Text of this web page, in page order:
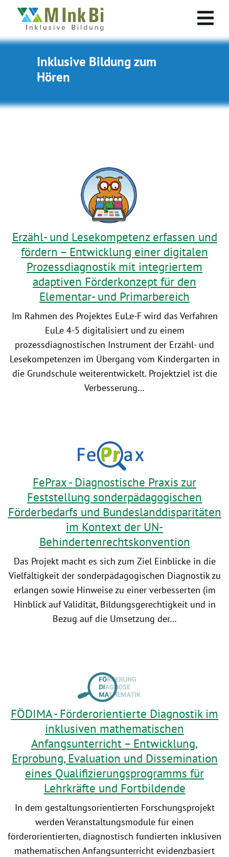
Inklusive Bildung zum
Hören
Erzähl- und Lesekompetenz erfassen und
fördern – Entwicklung einer digitalen
Prozessdiagnostik mit integriertem
adaptiven Förderkonzept für den
Elementar- und Primarbereich
Im Rahmen des Projektes EuLe-F wird das Verfahren
EuLe 4-5 digitalisiert und zu einem
prozessdiagnostischen Instrument der Erzähl- und
Lesekompetenzen im Übergang vom Kindergarten in
die Grundschule weiterentwickelt. Projektziel ist die
Verbesserung…
FePrax - Diagnostische Praxis zur
Feststellung sonderpädagogischen
Förderbedarfs und Bundeslanddisparitäten
im Kontext der UN-
Behindertenrechtskonvention
Das Projekt macht es sich zum Ziel Einblicke in die
Vielfältigkeit der sonderpädagogischen Diagnostik zu
erlangen sowie Hinweise zu einer verbesserten (im
Hinblick auf Validität, Bildungsgerechtigkeit und in
Bezug auf die Umsetzung der…
FÖDIMA - Förderorientierte Diagnostik im
inklusiven mathematischen
Anfangsunterricht – Entwicklung,
Erprobung, Evaluation und Dissemination
eines Qualifizierungsprogramms für
Lehrkräfte und Fortbildende
In dem gestaltungsorientierten Forschungsprojekt
werden Veranstaltungsmodule für einen
förderorientierten, diagnostisch fundierten inklusiven
mathematischen Anfangsunterricht evidenzbasiert